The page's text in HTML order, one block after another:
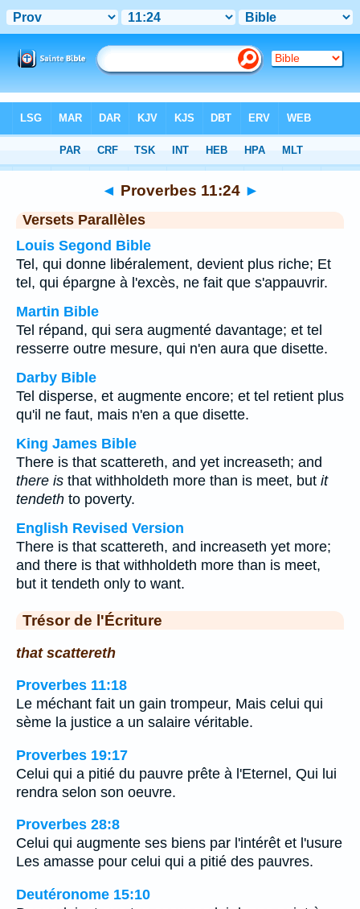
Chapitre 11 > Verset 24
◄ Proverbes 11:24 ►
Versets Parallèles
Louis Segond Bible
Tel, qui donne libéralement, devient plus riche; Et
tel, qui épargne à l'excès, ne fait que s'appauvrir.
Martin Bible
Tel répand, qui sera augmenté davantage; et tel
resserre outre mesure, qui n'en aura que disette.
Darby Bible
Tel disperse, et augmente encore; et tel retient plus
qu'il ne faut, mais n'en a que disette.
King James Bible
There is that scattereth, and yet increaseth; and
there is that withholdeth more than is meet, but it
tendeth to poverty.
English Revised Version
There is that scattereth, and increaseth yet more;
and there is that withholdeth more than is meet,
but it tendeth only to want.
Trésor de l'Écriture
that scattereth
Proverbes 11:18
Le méchant fait un gain trompeur, Mais celui qui
sème la justice a un salaire véritable.
Proverbes 19:17
Celui qui a pitié du pauvre prête à l'Eternel, Qui lui
rendra selon son oeuvre.
Proverbes 28:8
Celui qui augmente ses biens par l'intérêt et l'usure
Les amasse pour celui qui a pitié des pauvres.
Deutéronome 15:10